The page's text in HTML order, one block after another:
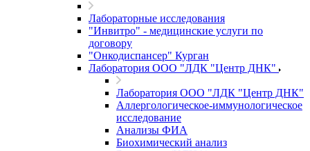
Лабораторные исследования
"Инвитро" - медицинские услуги по
договору
"Онкодиспансер" Курган
Лаборатория ООО "ЛДК "Центр ДНК"
Лаборатория ООО "ЛДК "Центр ДНК"
Аллергологическое-иммунологическое
исследование
Анализы ФИА
Биохимический анализ